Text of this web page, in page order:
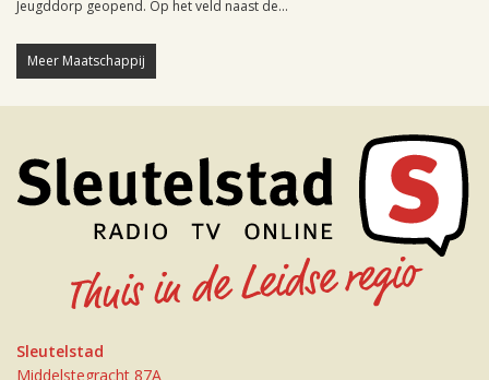
Jeugddorp geopend. Op het veld naast de...
Meer Maatschappij
Sleutelstad
Middelstegracht 87A